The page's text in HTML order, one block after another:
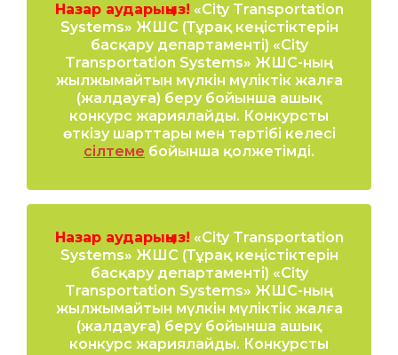
Назар аударыңыз! «City Transportation
Systems» ЖШС (Тұрақ кеңістіктерін
басқару департаменті) «City
Transportation Systems» ЖШС-ның
жылжымайтын мүлкін мүліктік жалға
(жалдауға) беру бойынша ашық
конкурс жариялайды. Конкурсты
өткізу шарттары мен тәртібі келесі
сілтеме бойынша қолжетімді.
Назар аударыңыз! «City Transportation
Systems» ЖШС (Тұрақ кеңістіктерін
басқару департаменті) «City
Transportation Systems» ЖШС-ның
жылжымайтын мүлкін мүліктік жалға
(жалдауға) беру бойынша ашық
конкурс жариялайды. Конкурсты